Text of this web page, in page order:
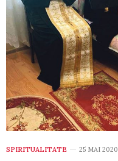
SPIRITUALITATE 25 MAI 2020